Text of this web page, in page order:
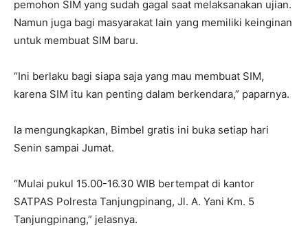
pemohon SIM yang sudah gagal saat melaksanakan ujian.
Namun juga bagi masyarakat lain yang memiliki keinginan
untuk membuat SIM baru.
“Ini berlaku bagi siapa saja yang mau membuat SIM,
karena SIM itu kan penting dalam berkendara,” paparnya.
Ia mengungkapkan, Bimbel gratis ini buka setiap hari
Senin sampai Jumat.
“Mulai pukul 15.00-16.30 WIB bertempat di kantor
SATPAS Polresta Tanjungpinang, Jl. A. Yani Km. 5
Tanjungpinang,” jelasnya.